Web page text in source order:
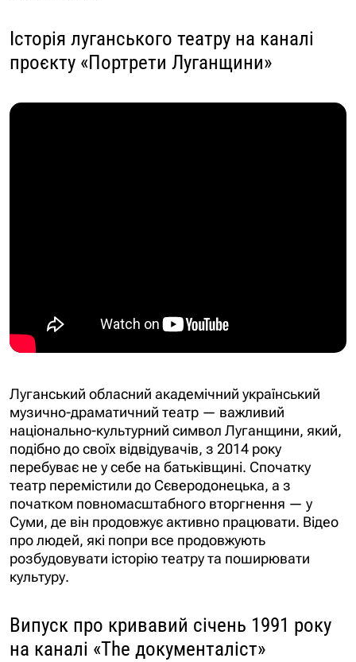
Історія луганського театру на каналі
проєкту «Портрети Луганщини»
Луганський обласний академічний український
музично-драматичний театр — важливий
національно-культурний символ Луганщини, який,
подібно до своїх відвідувачів, з 2014 року
перебуває не у себе на батьківщині. Спочатку
театр перемістили до Сєверодонецька, а з
початком повномасштабного вторгнення — у
Суми, де він продовжує активно працювати. Відео
про людей, які попри все продовжують
розбудовувати історію театру та поширювати
культуру.
Випуск про кривавий січень 1991 року
на каналі «The документаліст»